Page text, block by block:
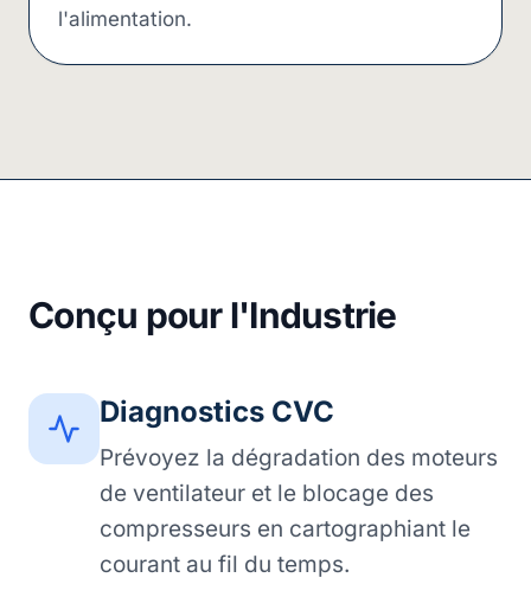
l'alimentation.
Conçu pour l'Industrie
Diagnostics CVC
Prévoyez la dégradation des moteurs
de ventilateur et le blocage des
compresseurs en cartographiant le
courant au fil du temps.